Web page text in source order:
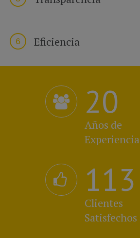
6 Eficiencia
20
Años de
Experiencia
114
Clientes
Satisfechos